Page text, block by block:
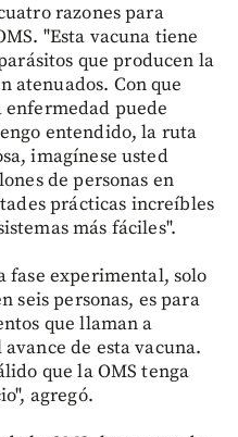
razones para
"Esta vacuna tiene
que producen la
atenuados. Con que
enfermedad puede
entendido, la ruta
imagínese usted
de personas en
prácticas increíbles
más fáciles".
fase experimental, solo
seis personas, es para
que llaman a
de esta vacuna.
que la OMS tenga
agregó.